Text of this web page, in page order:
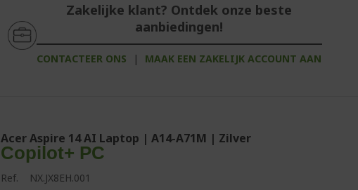
Zakelijke klant? Ontdek onze beste
aanbiedingen!
CONTACTEER ONS | MAAK EEN ZAKELIJK ACCOUNT AAN
Acer Aspire 14 AI Laptop | A14-A71M | Zilver
Copilot+ PC
Ref. NX.JX8EH.001